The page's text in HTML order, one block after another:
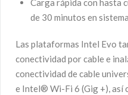
Carga rápida con hasta
de 30 minutos en
Las plataformas Intel Evo
conectividad por cable e
conectividad de cable
e Intel® Wi-Fi 6 (Gig +), así